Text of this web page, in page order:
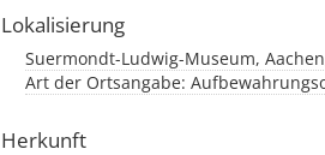
Lokalisierung
Suermondt-Ludwig-Museum,
Art der Ortsangabe:
Herkunft